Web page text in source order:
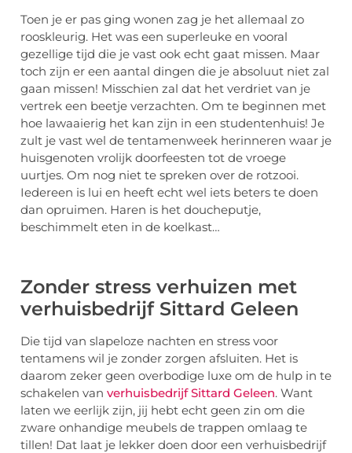
Toen je er pas ging wonen zag je het allemaal zo
rooskleurig. Het was een superleuke en vooral
gezellige tijd die je vast ook echt gaat missen. Maar
toch zijn er een aantal dingen die je absoluut niet zal
gaan missen! Misschien zal dat het verdriet van je
vertrek een beetje verzachten. Om te beginnen met
hoe lawaaierig het kan zijn in een studentenhuis! Je
zult je vast wel de tentamenweek herinneren waar je
huisgenoten vrolijk doorfeesten tot de vroege
uurtjes. Om nog niet te spreken over de rotzooi.
Iedereen is lui en heeft echt wel iets beters te doen
dan opruimen. Haren is het doucheputje,
beschimmelt eten in de koelkast…
Zonder stress verhuizen met
verhuisbedrijf Sittard Geleen
Die tijd van slapeloze nachten en stress voor
tentamens wil je zonder zorgen afsluiten. Het is
daarom zeker geen overbodige luxe om de hulp in te
schakelen van verhuisbedrijf Sittard Geleen. Want
laten we eerlijk zijn, jij hebt echt geen zin om die
zware onhandige meubels de trappen omlaag te
tillen! Dat laat je lekker doen door een verhuisbedrijf